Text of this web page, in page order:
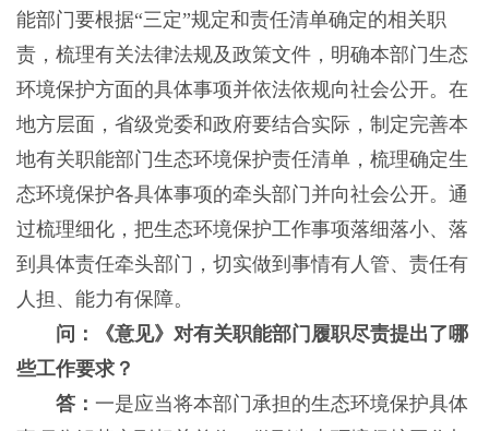
能部门要根据“三定”规定和责任清单确定的相关职
责，梳理有关法律法规及政策文件，明确本部门生态
环境保护方面的具体事项并依法依规向社会公开。在
地方层面，省级党委和政府要结合实际，制定完善本
地有关职能部门生态环境保护责任清单，梳理确定生
态环境保护各具体事项的牵头部门并向社会公开。通
过梳理细化，把生态环境保护工作事项落细落小、落
到具体责任牵头部门，切实做到事情有人管、责任有
人担、能力有保障。
问：《意见》对有关职能部门履职尽责提出了哪
些工作要求？
答： 一是应当将本部门承担的生态环境保护具体